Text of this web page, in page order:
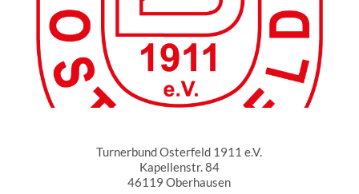
Turnerbund Osterfeld 1911 e.V.
Kapellenstr. 84
46119 Oberhausen